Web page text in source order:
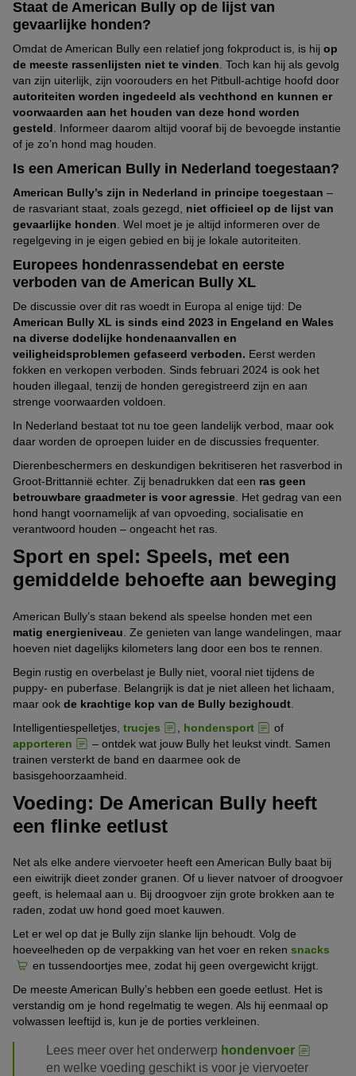
Staat de American Bully op de lijst van
gevaarlijke honden?
Omdat de American Bully een relatief jong fokproduct is, is hij op
de meeste rassenlijsten niet te vinden . Toch kan hij als gevolg
van zijn uiterlijk, zijn voorouders en het Pitbull-achtige hoofd door
autoriteiten worden ingedeeld als vechthond en kunnen er
voorwaarden aan het houden van deze hond worden
gesteld . Informeer daarom altijd vooraf bij de bevoegde instantie
of je zo’n hond mag houden.
Is een American Bully in Nederland toegestaan?
American Bully’s zijn in Nederland in principe toegestaan –
de rasvariant staat, zoals gezegd, niet officieel op de lijst van
gevaarlijke honden . Wel moet je je altijd informeren over de
regelgeving in je eigen gebied en bij je lokale autoriteiten.
Europees hondenrassendebat en eerste
verboden van de American Bully XL
De discussie over dit ras woedt in Europa al enige tijd: De
American Bully XL is sinds eind 2023 in Engeland en Wales
na diverse dodelijke hondenaanvallen en
veiligheidsproblemen gefaseerd verboden. Eerst werden
fokken en verkopen verboden. Sinds februari 2024 is ook het
houden illegaal, tenzij de honden geregistreerd zijn en aan
strenge voorwaarden voldoen.
In Nederland bestaat tot nu toe geen landelijk verbod, maar ook
daar worden de oproepen luider en de discussies frequenter.
Dierenbeschermers en deskundigen bekritiseren het rasverbod in
Groot-Brittannië echter. Zij benadrukken dat een ras geen
betrouwbare graadmeter is voor agressie . Het gedrag van een
hond hangt voornamelijk af van opvoeding, socialisatie en
verantwoord houden – ongeacht het ras.
Sport en spel: Speels, met een
gemiddelde behoefte aan beweging
American Bully’s staan bekend als speelse honden met een
matig energieniveau . Ze genieten van lange wandelingen, maar
hoeven niet dagelijks kilometers lang door een bos te rennen.
Begin rustig en overbelast je Bully niet, vooral niet tijdens de
puppy- en puberfase. Belangrijk is dat je niet alleen het lichaam,
maar ook de krachtige kop van de Bully bezighoudt
Intelligentiespelletjes, trucjes hondensport
of
apporteren
– ontdek wat jouw Bully het leukst vindt. Samen
trainen versterkt de band en daarmee ook de
basisgehoorzaamheid.
Voeding: De American Bully heeft
een flinke eetlust
Net als elke andere viervoeter heeft een American Bully baat bij
een eiwitrijk dieet zonder granen. Of u liever natvoer of droogvoer
geeft, is helemaal aan u. Bij droogvoer zijn grote brokken aan te
raden, zodat uw hond goed moet kauwen.
Let er wel op dat je Bully zijn slanke lijn behoudt. Volg de
hoeveelheden op de verpakking van het voer en reken snacks
en tussendoortjes mee, zodat hij geen overgewicht krijgt.
De meeste American Bully’s hebben een goede eetlust. Het is
verstandig om je hond regelmatig te wegen. Als hij eenmaal op
volwassen leeftijd is, kun je de porties verkleinen.
Lees meer over het onderwerp hondenvoer
en welke voeding geschikt is voor je viervoeter